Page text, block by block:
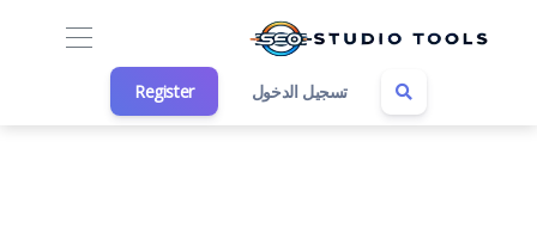
تسجيل الدخول Register